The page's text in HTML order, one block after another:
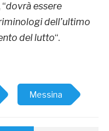
dovrà essere
dell’ultimo
del lutto“.
Messina